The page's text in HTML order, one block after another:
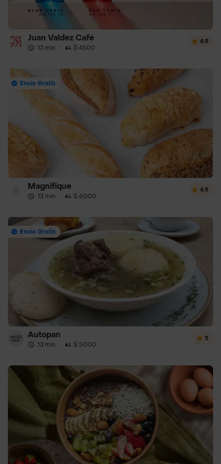
Juan Valdez Café
13 min · $ 4500
4.9
Envío Gratis
Magnifique
13 min · $ 6000
4.9
Envío Gratis
Autopan
13 min · $ 5000
5